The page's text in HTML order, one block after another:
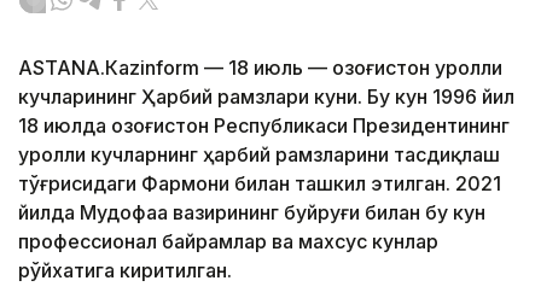
АSTANА.Кazinform — 18 июль — Қозоғистон Қуролли
кучларининг Ҳарбий рамзлари куни. Бу кун 1996 йил
18 июлда Қозоғистон Республикаси Президентининг
Қуролли кучларнинг ҳарбий рамзларини тасдиқлаш
тўғрисидаги Фармони билан ташкил этилган. 2021
йилда Мудофаа вазирининг буйруғи билан бу кун
профессионал байрамлар ва махсус кунлар
рўйхатига киритилган.